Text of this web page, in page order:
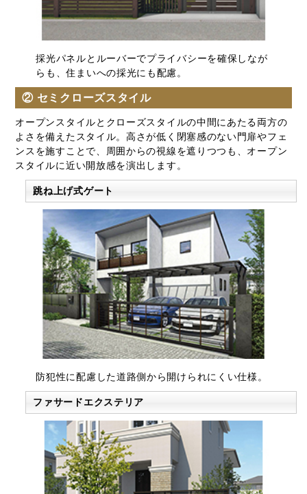
採光パネルとルーバーでプライバシーを確保しなが
らも、住まいへの採光にも配慮。
② セミクローズスタイル
オープンスタイルとクローズスタイルの中間にあたる両方の
よさを備えたスタイル。高さが低く閉塞感のない門扉やフェ
ンスを施すことで、周囲からの視線を遮りつつも、オープン
スタイルに近い開放感を演出します。
跳ね上げ式ゲート
防犯性に配慮した道路側から開けられにくい仕様。
ファサードエクステリア